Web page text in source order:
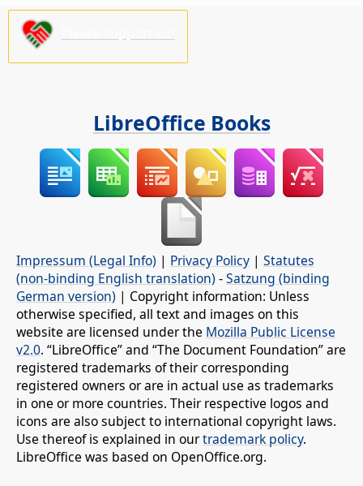
LibreOffice Books
Impressum (Legal Info) | Privacy Policy | Statutes
(non-binding English translation) -Satzung (binding
German version) | Copyright information: Unless
otherwise specified, all text and images on this
website are licensed under the Mozilla Public License
v2.0. “LibreOffice” and “The Document Foundation” are
registered trademarks of their corresponding
registered owners or are in actual use as trademarks
in one or more countries. Their respective logos and
icons are also subject to international copyright laws.
Use thereof is explained in ourtrademark policy.
LibreOffice was based on OpenOffice.org.